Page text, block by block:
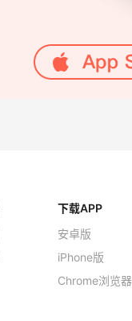
下载APP
安卓版
iPhone版
Chrome浏览